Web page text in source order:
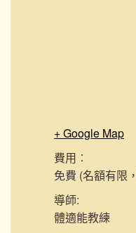
+ Google Map
費用︰
免費 (名額有限
導師:
體適能教練